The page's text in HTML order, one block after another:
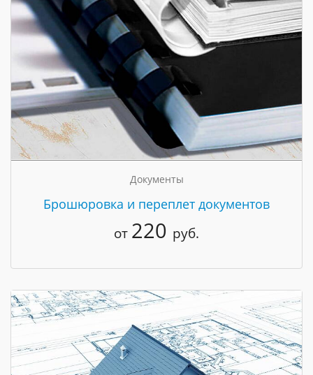
Документы
Брошюровка и переплет документов
от 220 руб.